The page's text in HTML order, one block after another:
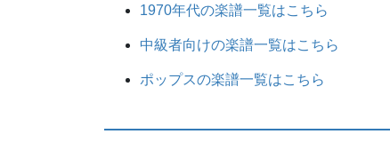
1970年代の楽譜一覧はこちら
中級者向けの楽譜一覧はこちら
ポップスの楽譜一覧はこちら